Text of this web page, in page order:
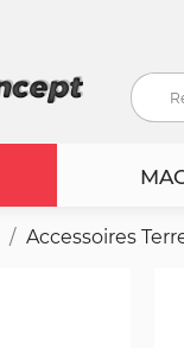
Accessoires